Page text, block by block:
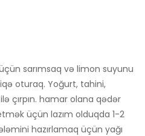
sarımsaq və limon suyunu
oturaq. Yoğurt, tahini,
çırpın. hamar olana qədər
üçün lazım olduqda 1-2
hazırlamaq üçün yağı